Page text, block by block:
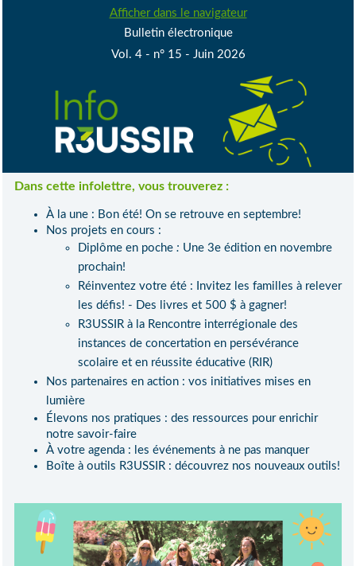
Afficher dans le navigateur
Bulletin électronique
Vol. 4 - n° 15 - Juin 2026
Dans cette infolettre, vous trouverez :
À la une : Bon été! On se retrouve en septembre!
Nos projets en cours :
Diplôme en poche : Une 3e édition en novembre
prochain!
Réinventez votre été : Invitez les familles à relever
les défis! - Des livres et 500 $ à gagner!
R3USSIR à la Rencontre interrégionale des
instances de concertation en persévérance
scolaire et en réussite éducative (RIR)
Nos partenaires en action : vos initiatives mises en
lumière
Élevons nos pratiques : des ressources pour enrichir
notre savoir-faire
À votre agenda : les événements à ne pas manquer
Boîte à outils R3USSIR : découvrez nos nouveaux outils!